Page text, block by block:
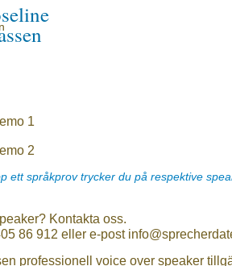
1
2
ett språkprov trycker du på respektive
Kontakta oss.
86 912 eller e-post
professionell voice over speaker